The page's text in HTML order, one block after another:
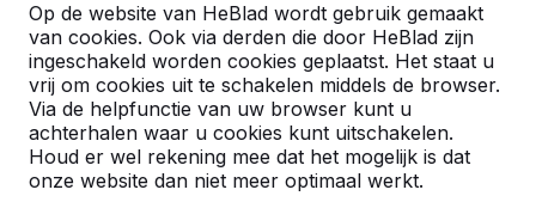
Op de website van HeBlad wordt gebruik gemaakt
van cookies. Ook via derden die door HeBlad zijn
ingeschakeld worden cookies geplaatst. Het staat u
vrij om cookies uit te schakelen middels de browser.
Via de helpfunctie van uw browser kunt u
achterhalen waar u cookies kunt uitschakelen.
Houd er wel rekening mee dat het mogelijk is dat
onze website dan niet meer optimaal werkt.
Nederland
Referenties in:Leuth
Geen reviews gevonden voor deze
locatie.